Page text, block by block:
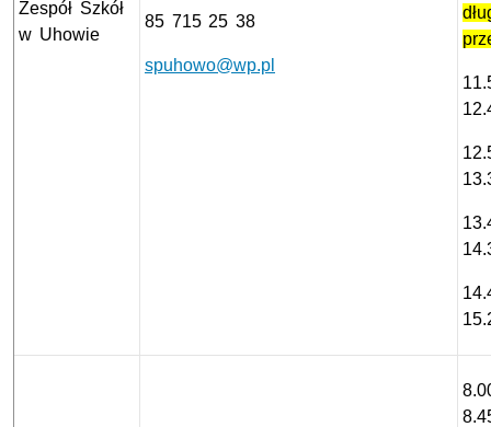
Zespół Szkół
w Uhowie
85 715 25 38
spuhowo@wp.pl